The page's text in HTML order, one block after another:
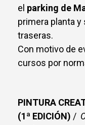
el parking de
primera planta
traseras.
Con motivo de
cursos por
PINTURA
(1ª EDICIÓN) /